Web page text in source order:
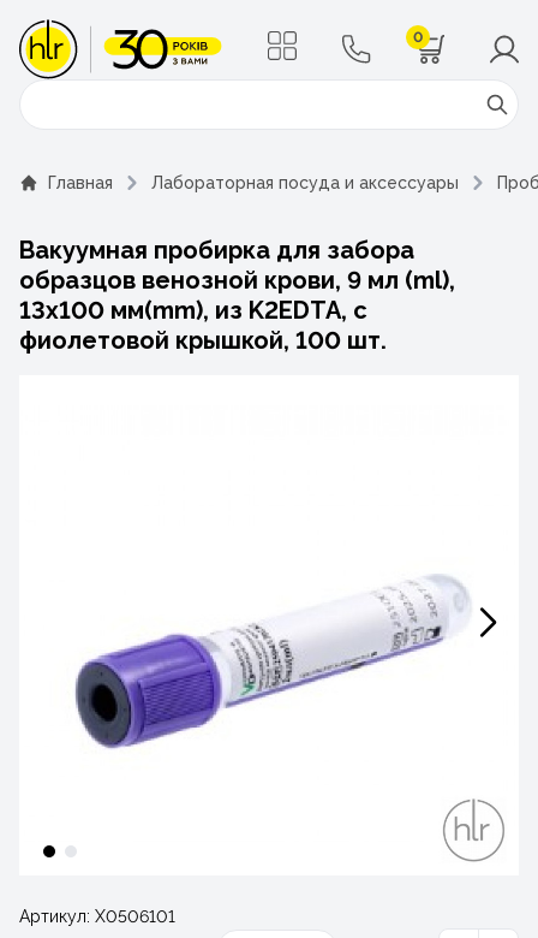
0
Поиск
Главная Лабораторная посуда и аксессуары
Вакуумная пробирка для забора
образцов венозной крови, 9 мл (ml),
13х100 мм(mm), из K2EDTA, с
фиолетовой крышкой, 100 шт.
Артикул: Х0506101